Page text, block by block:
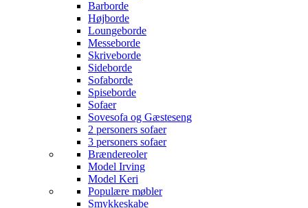
Barborde
Højborde
Loungeborde
Messeborde
Skriveborde
Sideborde
Sofaborde
Spiseborde
Sofaer
Sovesofa og Gæsteseng
2 personers sofaer
3 personers sofaer
Brændereoler
Model Irving
Model Keri
Populære møbler
Smykkeskabe